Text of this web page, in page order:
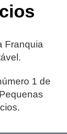
Franquia
1 de